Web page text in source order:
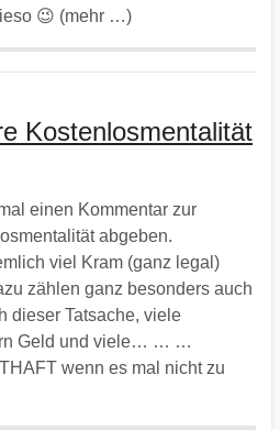
😉 (mehr …)
Kostenlosmentalität
einen Kommentar zur
abgeben.
viel Kram (ganz legal)
zählen ganz besonders auch
dieser Tatsache, viele
Geld und viele… … …
wenn es mal nicht zu